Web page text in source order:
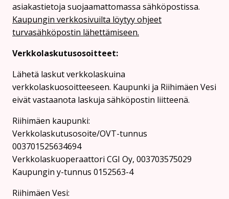
asiakastietoja suojaamattomassa sähköpostissa.
Kaupungin verkkosivuilta löytyy ohjeet
turvasähköpostin lähettämiseen.
Verkkolaskutusosoitteet:
Lähetä laskut verkkolaskuina
verkkolaskuosoitteeseen. Kaupunki ja Riihimäen Vesi
eivät vastaanota laskuja sähköpostin liitteenä.
Riihimäen kaupunki:
Verkkolaskutusosoite/OVT-tunnus
003701525634694
Verkkolaskuoperaattori CGI Oy, 003703575029
Kaupungin y-tunnus 0152563-4
Rii­hi­mäen Vesi: